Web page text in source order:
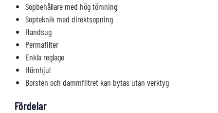
Sopbehållare med hög tömning
Sopteknik med direktsopning
Handsug
Permafilter
Enkla reglage
Hörnhjul
Borsten och dammfiltret kan bytas utan verktyg
Fördelar